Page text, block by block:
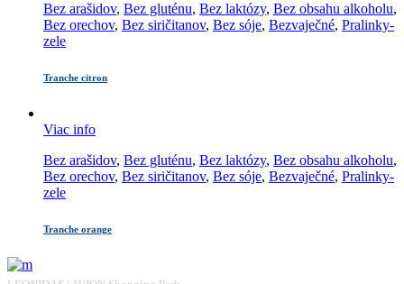
Bez arašidov, Bez gluténu, Bez laktózy, Bez obsahu alkoholu,
Bez orechov, Bez siričitanov, Bez sóje, Bezvaječné, Pralinky-
zele
Tranche citron
Viac info
Bez arašidov, Bez gluténu, Bez laktózy, Bez obsahu alkoholu,
Bez orechov, Bez siričitanov, Bez sóje, Bezvaječné, Pralinky-
zele
Tranche orange